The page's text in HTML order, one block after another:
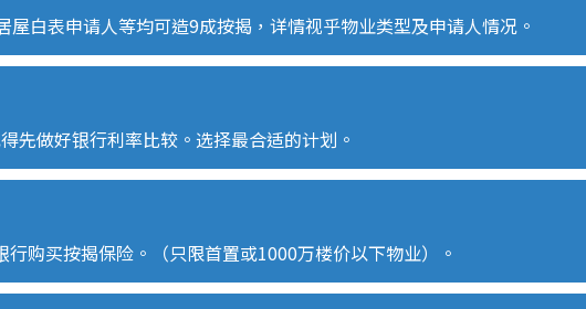
屋白表申请人等均可造9成按揭，详情视乎物业类型及申请人情况。
先做好银行利率比较。选择最合适的计划。
行购买按揭保险。（只限首置或1000万楼价以下物业）。